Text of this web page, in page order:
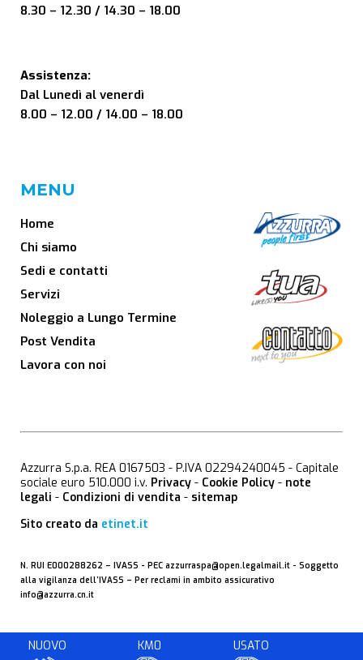
NUOVO KM0 USATO
8.30 – 12.30 / 14.30 – 18.00
Assistenza:
Dal Lunedì al venerdì
8.00 – 12.00 / 14.00 – 18.00
MENU
Home
Chi siamo
Sedi e contatti
Servizi
Noleggio a Lungo Termine
Post Vendita
Lavora con noi
Azzurra S.p.a. REA 0167503 - P.IVA 02294240045 - Capitale
sociale euro 510.000 i.v. Privacy - Cookie Policy - note
legali - Condizioni di vendita - sitemap
Sito creato da etinet.it
N. RUI E000288262 – IVASS - PEC azzurraspa@open.legalmail.it - Soggetto
alla vigilanza dell’IVASS – Per reclami in ambito assicurativo
info@azzurra.cn.it